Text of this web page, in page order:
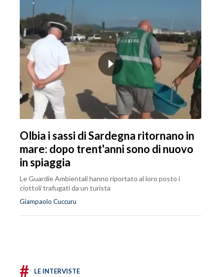
Olbia i sassi di Sardegna ritornano in
mare: dopo trent'anni sono di nuovo
in spiaggia
Le Guardie Ambientali hanno riportato al loro posto i
ciottoli trafugati da un turista
Giampaolo Cuccuru
# LE INTERVISTE